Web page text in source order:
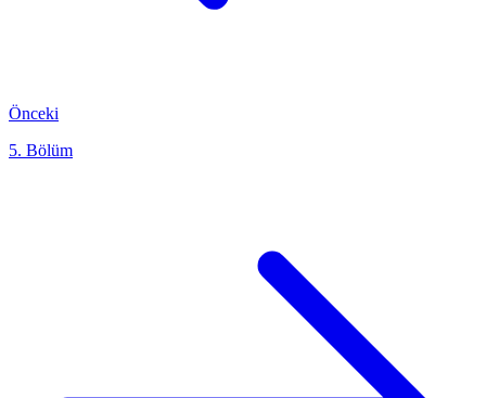
Önceki
5. Bölüm